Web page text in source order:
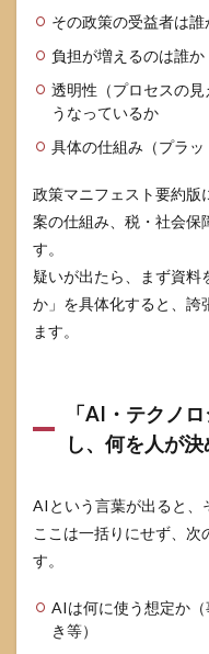
その政策の受益者は誰
負担が増えるのは誰か
透明性（プロセスの
うなっているか
具体の仕組み（プラ
政策マニフェスト要約版
案の仕組み、税・社会保
す。
疑いが出たら、まず資料
か」を具体化すると、誇
ます。
「AI・テクノ
し、何を人が
AIという言葉が出ると、
ここは一括りにせず、次
す。
AIは何に使う想定か
き等）